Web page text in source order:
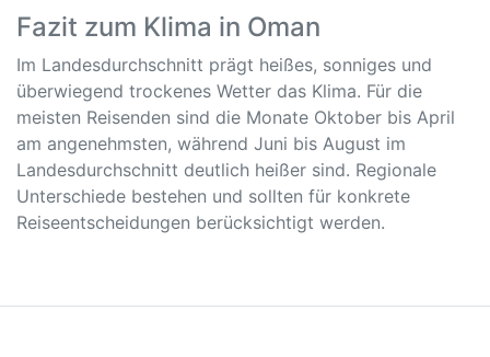
Fazit zum Klima in Oman
Im Landesdurchschnitt prägt heißes, sonniges und
überwiegend trockenes Wetter das Klima. Für die
meisten Reisenden sind die Monate Oktober bis April
am angenehmsten, während Juni bis August im
Landesdurchschnitt deutlich heißer sind. Regionale
Unterschiede bestehen und sollten für konkrete
Reiseentscheidungen berücksichtigt werden.